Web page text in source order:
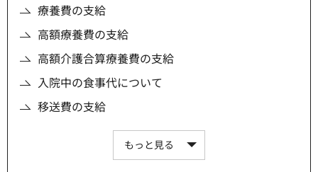
療養費の支給
高額療養費の支給
高額介護合算療養費の支給
入院中の食事代について
移送費の支給
もっと見る